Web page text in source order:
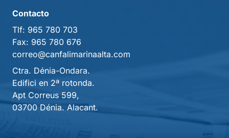
Contacto
Tlf: 965 780 703
Fax: 965 780 676
correo@canfalimarinaalta.com
Ctra. Dénia-Ondara.
Edifici en 2ª rotonda.
Apt Correus 599,
03700 Dénia. Alacant.